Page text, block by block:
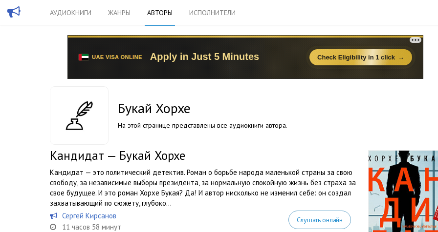
АУДИОКНИГИ ЖАНРЫ АВТОРЫ ИСПОЛНИТЕЛИ
Букай Хорхе
На этой странице представлены все аудиокниги автора.
Кандидат — Букай Хорхе
Кандидат — это политический детектив. Роман о борьбе народа маленькой страны за свою
свободу, за независимые выборы президента, за нормальную спокойную жизнь без страха за
свое будущее. И это роман Хорхе Букая? Да! И автор нисколько не изменил себе: он создал
захватывающий по сюжету, глубоко...
Сергей Кирсанов
11 часов 58 минут
Слушать онлайн